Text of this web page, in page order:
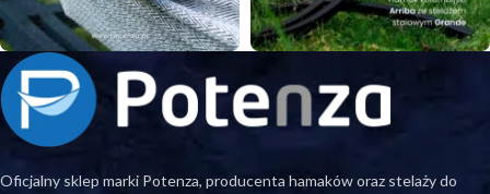
Oficjalny sklep marki Potenza, producenta hamaków oraz stelaży do